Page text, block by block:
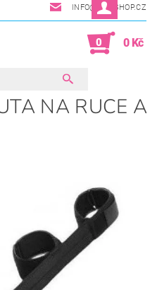
INFO@ERO-SHOP.CZ
0 0 Kč
NA RUCE A